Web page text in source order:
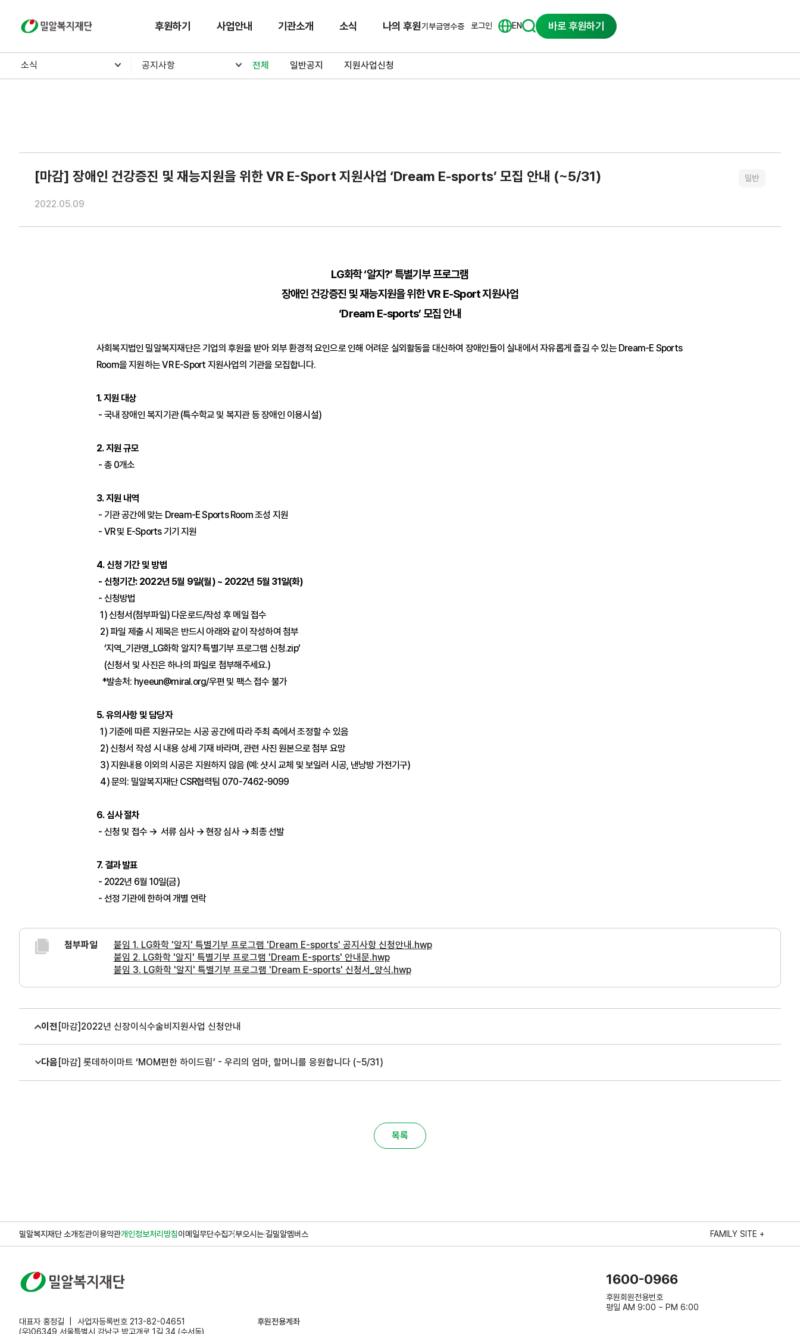
밀알복지재단 후원하기 사업안내 기관소개 소식 나의 후원기부금영수증 로그인 EN 바로 후원하기
소식 공지사항 전체 일반공지 지원사업신청
[마감] 장애인 건강증진 및 재능지원을 위한 VR E-Sport 지원사업 ‘Dream E-sports’ 모집 안내 (~5/31) 일반
2022.05.09
LG화학 ‘알지?’ 특별기부 프로그램
장애인 건강증진 및 재능지원을 위한 VR E-Sport 지원사업
‘Dream E-sports’ 모집 안내
사회복지법인 밀알복지재단은 기업의 후원을 받아 외부 환경적 요인으로 인해 어려운 실외활동을 대신하여 장애인들이 실내에서 자유롭게 즐길 수 있는 Dream-E Sports
Room을 지원하는 VR E-Sport 지원사업의 기관을 모집합니다.
1. 지원 대상
- 국내 장애인 복지기관 (특수학교 및 복지관 등 장애인 이용시설)
2. 지원 규모
- 총 0개소
3. 지원 내역
- 기관 공간에 맞는 Dream-E Sports Room 조성 지원
- VR 및 E-Sports 기기 지원
4. 신청 기간 및 방법
- 신청기간: 2022년 5월 9일(월) ~ 2022년 5월 31일(화)
- 신청방법
1) 신청서(첨부파일) 다운로드/작성 후 메일 접수
2) 파일 제출 시 제목은 반드시 아래와 같이 작성하여 첨부
‘지역_기관명_LG화학 알지? 특별기부 프로그램 신청.zip’
(신청서 및 사진은 하나의 파일로 첨부해주세요.)
*발송처: hyeeun@miral.org/우편 및 팩스 접수 불가
5. 유의사항 및 담당자
1) 기준에 따른 지원규모는 시공 공간에 따라 주최 측에서 조정할 수 있음
2) 신청서 작성 시 내용 상세 기재 바라며, 관련 사진 원본으로 첨부 요망
3) 지원내용 이외의 시공은 지원하지 않음 (예: 샷시 교체 및 보일러 시공, 낸낭방 가전기구)
4) 문의: 밀알복지재단 CSR협력팀 070-7462-9099
6. 심사 절차
- 신청 및 접수 → 서류 심사 → 현장 심사 → 최종 선발
7. 결과 발표
- 2022년 6월 10일(금)
- 선정 기관에 한하여 개별 연락
첨부파일
붙임 1. LG화학 '알지' 특별기부 프로그램 'Dream E-sports' 공지사항 신청안내.hwp
붙임 2. LG화학 '알지' 특별기부 프로그램 'Dream E-sports' 안내문.hwp
붙임 3. LG화학 '알지' 특별기부 프로그램 'Dream E-sports' 신청서_양식.hwp
이전 [마감]2022년 신장이식수술비지원사업 신청안내
다음 [마감] 롯데하이마트 ‘MOM편한 하이드림’ - 우리의 엄마, 할머니를 응원합니다 (~5/31)
목록
밀알복지재단 소개정관이용약관개인정보처리방침이메일무단수집거부오시는 길밀알멤버스 FAMILY SITE +
대표자 홍정길
사업자등록번호 213-82-04651
(우)06349 서울특별시 강남구 밤고개로 1길 34 (수서동)
후원전용계좌
1600-0966
후원회원전용번호
평일 AM 9:00 ~ PM 6:00